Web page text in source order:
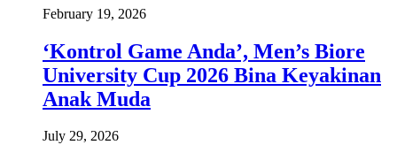
February 19, 2026
‘Kontrol Game Anda’, Men’s Biore
University Cup 2026 Bina Keyakinan
Anak Muda
July 29, 2026